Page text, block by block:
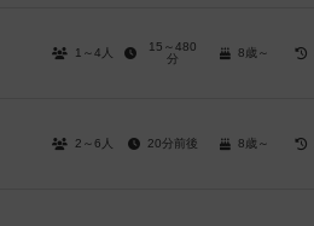
1～4人
15～480
分
8歳～
2～6人 20分前後 8歳～